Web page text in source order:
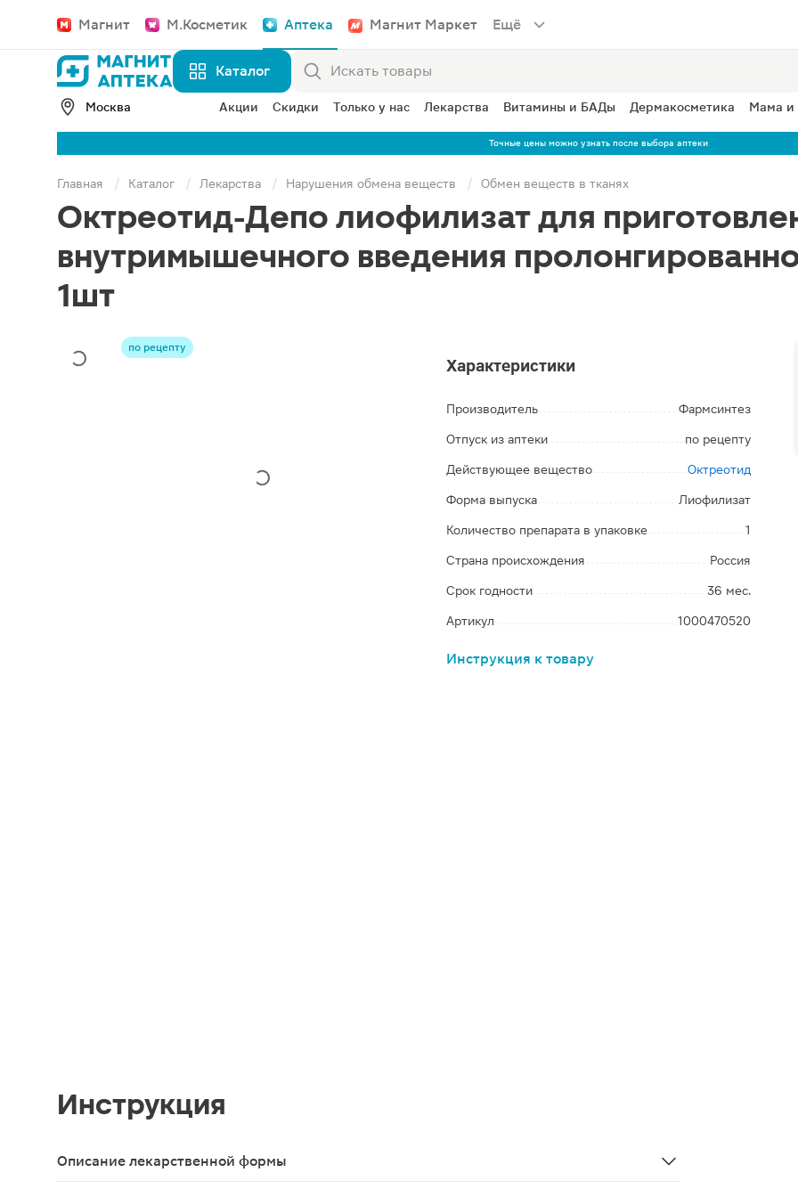
Магнит М.Косметик Аптека Магнит Маркет Ещё
Каталог
Москва Акции Скидки Только у нас Лекарства Витамины и БАДы Дермакосметика Мама и
Точные цены можно узнать после выбора аптеки
Главная Каталог Лекарства Нарушения обмена веществ Обмен веществ в тканях
Октреотид-Депо лиофилизат для
внутримышечного введения
1шт
по рецепту
Характеристики
Производитель Фармсинтез
Отпуск из аптеки по рецепту
Действующее вещество Октреотид
Форма выпуска Лиофилизат
Количество препарата в упаковке 1
Страна происхождения Россия
Срок годности 36 мес.
Артикул 1000470520
Инструкция к товару
Инструкция
Описание лекарственной формы
Лиофилизат для приготовления суспензии для внутримышечного введения пролонгированного